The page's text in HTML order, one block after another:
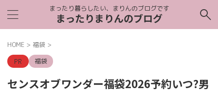
まったり暮らしたい、まりんのブログです
まったりまりんのブログ
HOME > 福袋 >
福袋
センスオブワンダー福袋2026予約いつ?男